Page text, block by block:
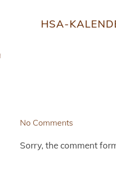
HSA-
No Comments
Sorry, the comment